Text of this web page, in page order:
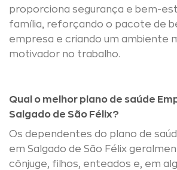
proporciona segurança e bem-
família, reforçando o pacote de
empresa e criando um ambiente
motivador no trabalho.
Qual o melhor plano de saúde
Salgado de São Félix?
Os dependentes do plano de
em Salgado de São Félix
cônjuge, filhos, enteados e, em